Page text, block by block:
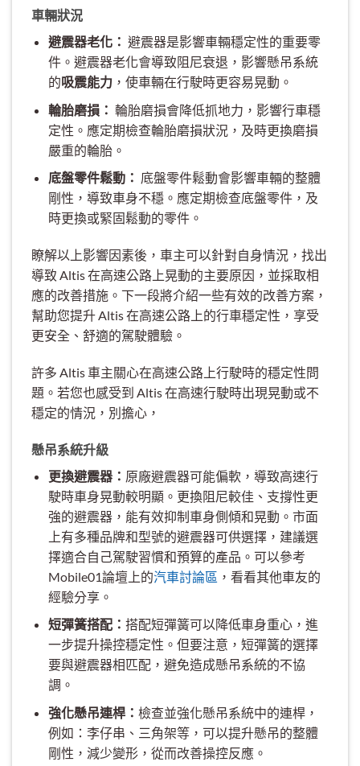
車輛狀況
避震器老化： 避震器是影響車輛穩定性的重要零
件。避震器老化會導致阻尼衰退，影響懸吊系統
的吸震能力，使車輛在行駛時更容易晃動。
輪胎磨損： 輪胎磨損會降低抓地力，影響行車穩
定性。應定期檢查輪胎磨損狀況，及時更換磨損
嚴重的輪胎。
底盤零件鬆動： 底盤零件鬆動會影響車輛的整體
剛性，導致車身不穩。應定期檢查底盤零件，及
時更換或緊固鬆動的零件。
瞭解以上影響因素後，車主可以針對自身情況，找出
導致 Altis 在高速公路上晃動的主要原因，並採取相
應的改善措施。下一段將介紹一些有效的改善方案，
幫助您提升 Altis 在高速公路上的行車穩定性，享受
更安全、舒適的駕駛體驗。
許多 Altis 車主關心在高速公路上行駛時的穩定性問
題。若您也感受到 Altis 在高速行駛時出現晃動或不
穩定的情況，別擔心，
懸吊系統升級
更換避震器： 原廠避震器可能偏軟，導致高速行
駛時車身晃動較明顯。更換阻尼較佳、支撐性更
強的避震器，能有效抑制車身側傾和晃動。市面
上有多種品牌和型號的避震器可供選擇，建議選
擇適合自己駕駛習慣和預算的產品。可以參考
Mobile01論壇上的汽車討論區 ，看看其他車友的
經驗分享。
短彈簧搭配： 搭配短彈簧可以降低車身重心，進
一步提升操控穩定性。但要注意，短彈簧的選擇
要與避震器相匹配，避免造成懸吊系統的不協
調。
強化懸吊連桿： 檢查並強化懸吊系統中的連桿，
例如：李仔串、三角架等，可以提升懸吊的整體
剛性，減少變形，從而改善操控反應。